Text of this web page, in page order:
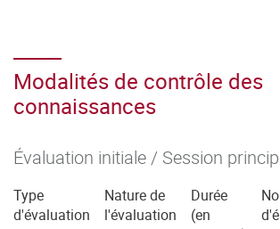
Modalités de contrôle des
connaissances
Évaluation initiale / Session
Type
d'évaluation
Nature de
l'évaluation
Durée
(en